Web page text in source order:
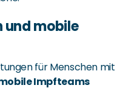
und mobile
für Menschen mit
Impfteams